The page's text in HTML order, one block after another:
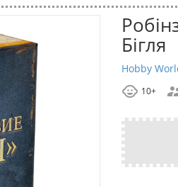
Бігля
Hobby
10+